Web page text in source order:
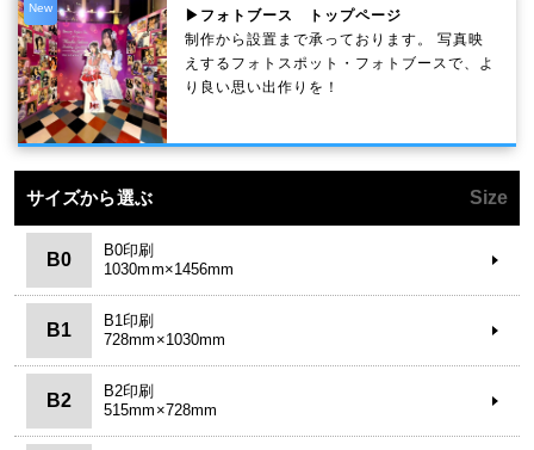
New
▶フォトブース トップページ
制作から設置まで承っております。 写真映
えするフォトスポット・フォトブースで、よ
り良い思い出作りを！
サイズから選ぶ Size
B0
B0印刷
1030mm×1456mm
B1
B1印刷
728mm×1030mm
B2
B2印刷
515mm×728mm